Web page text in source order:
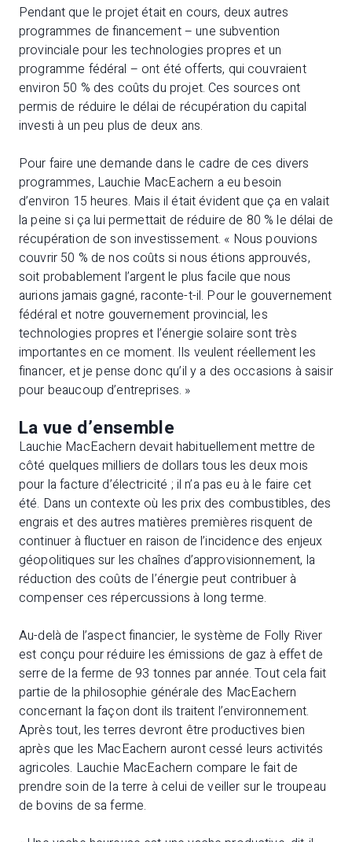
Pendant que le projet était en cours, deux autres
programmes de financement – une subvention
provinciale pour les technologies propres et un
programme fédéral – ont été offerts, qui couvraient
environ 50 % des coûts du projet. Ces sources ont
permis de réduire le délai de récupération du capital
investi à un peu plus de deux ans.
Pour faire une demande dans le cadre de ces divers
programmes, Lauchie MacEachern a eu besoin
d’environ 15 heures. Mais il était évident que ça en valait
la peine si ça lui permettait de réduire de 80 % le délai de
récupération de son investissement. « Nous pouvions
couvrir 50 % de nos coûts si nous étions approuvés,
soit probablement l’argent le plus facile que nous
aurions jamais gagné, raconte-t-il. Pour le gouvernement
fédéral et notre gouvernement provincial, les
technologies propres et l’énergie solaire sont très
importantes en ce moment. Ils veulent réellement les
financer, et je pense donc qu’il y a des occasions à saisir
pour beaucoup d’entreprises. »
La vue d’ensemble
Lauchie MacEachern devait habituellement mettre de
côté quelques milliers de dollars tous les deux mois
pour la facture d’électricité ; il n’a pas eu à le faire cet
été. Dans un contexte où les prix des combustibles, des
engrais et des autres matières premières risquent de
continuer à fluctuer en raison de l’incidence des enjeux
géopolitiques sur les chaînes d’approvisionnement, la
réduction des coûts de l’énergie peut contribuer à
compenser ces répercussions à long terme.
Au-delà de l’aspect financier, le système de Folly River
est conçu pour réduire les émissions de gaz à effet de
serre de la ferme de 93 tonnes par année. Tout cela fait
partie de la philosophie générale des MacEachern
concernant la façon dont ils traitent l’environnement.
Après tout, les terres devront être productives bien
après que les MacEachern auront cessé leurs activités
agricoles. Lauchie MacEachern compare le fait de
prendre soin de la terre à celui de veiller sur le troupeau
de bovins de sa ferme.